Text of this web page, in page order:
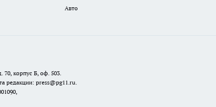
Авто
70, корпус Б, оф. 503.
редакции: press@pg11.ru.